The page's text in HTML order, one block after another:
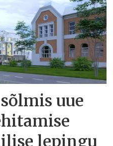
uue
lepingu